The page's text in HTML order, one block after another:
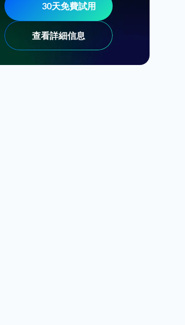
30天免費試用
查看詳細信息